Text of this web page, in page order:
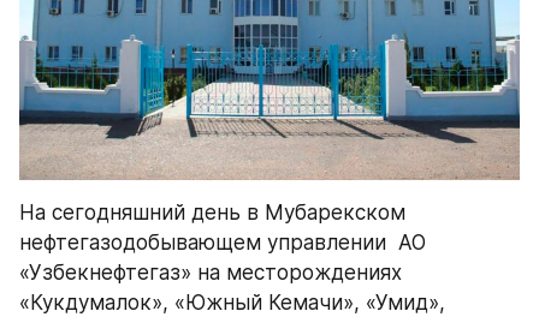
На сегодняшний день в Мубарекском
нефтегазодобывающем управлении  АО
«Узбекнефтегаз» на месторождениях
«Кукдумалок», «Южный Кемачи», «Умид»,